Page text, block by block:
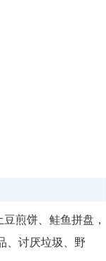
煎饼、鲑鱼拼盘，
、讨厌垃圾、野